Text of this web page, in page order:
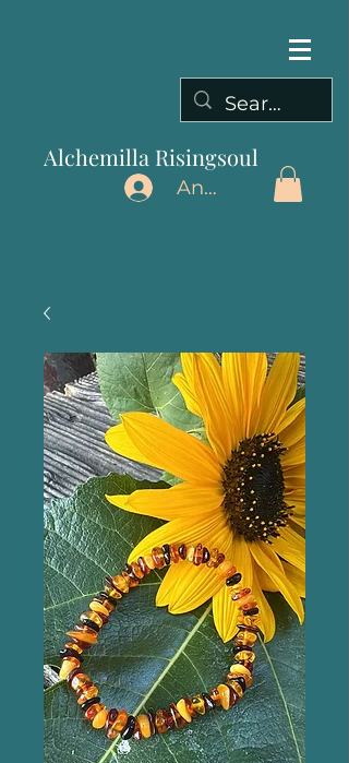
Alchemilla Risingsoul
Anmelden